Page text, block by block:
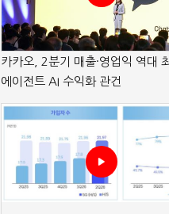
카카오, 2분기 매출·영업익 역대
에이전트 AI 수익화 관건